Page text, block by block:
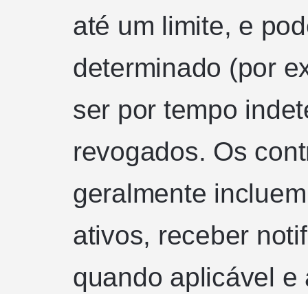
até um limite, e
determinado (por
ser por tempo
revogados. Os
geralmente
ativos, receber
quando aplicável